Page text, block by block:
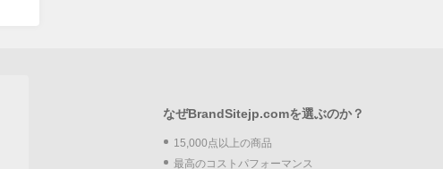
なぜBrandSitejp.comを選ぶのか？
15,000点以上の商品
最高のコストパフォーマンス